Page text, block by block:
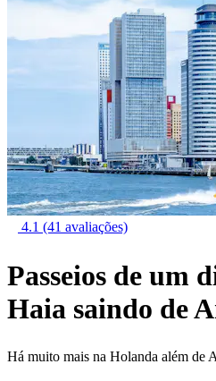
4.1 (41 avaliações)
Passeios de um
Haia saindo de
Há muito mais na Holanda além de